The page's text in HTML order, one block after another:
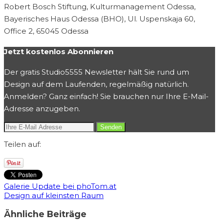
Robert Bosch Stiftung, Kulturmanagement Odessa,
Bayerisches Haus Odessa (BHO), Ul. Uspenskaja 60,
Office 2, 65045 Odessa
Jetzt kostenlos Abonnieren
Der gratis Studio5555 Newsletter hält Sie rund um
Design auf dem Laufenden, regelmäßig natürlich.
Anmelden? Ganz einfach! Sie brauchen nur Ihre E-Mail-
Adresse anzugeben.
Teilen auf:
Galerie Update bei phoTom.at
Design auf kleinsten Raum
Ähnliche Beiträge